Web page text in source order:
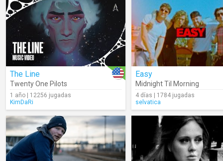
The Line
Twenty One Pilots
1 año | 12256 jugadas
KimDaRi
Easy
Midnight Til Morning
4 días | 1784 jugadas
selvatica